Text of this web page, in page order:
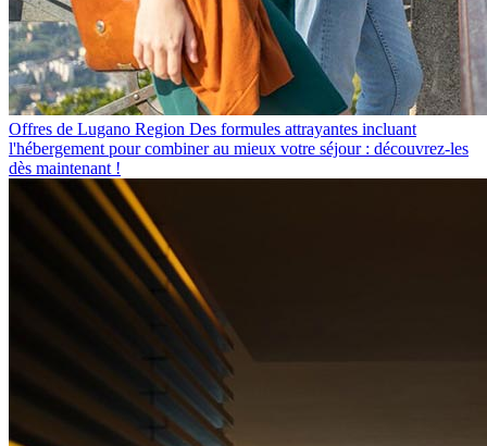
Offres de Lugano Region Des formules attrayantes incluant
l'hébergement pour combiner au mieux votre séjour : découvrez-les
dès maintenant !